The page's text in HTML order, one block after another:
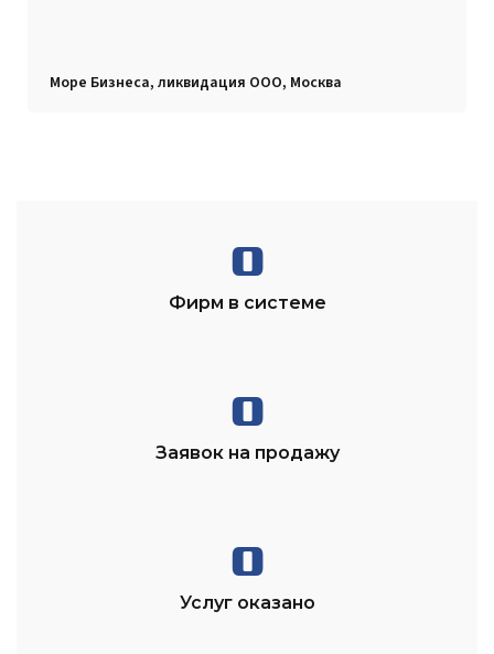
Море Бизнеса, ликвидация ООО, Москва
0
Фирм в системе
0
Заявок на продажу
0
Услуг оказано